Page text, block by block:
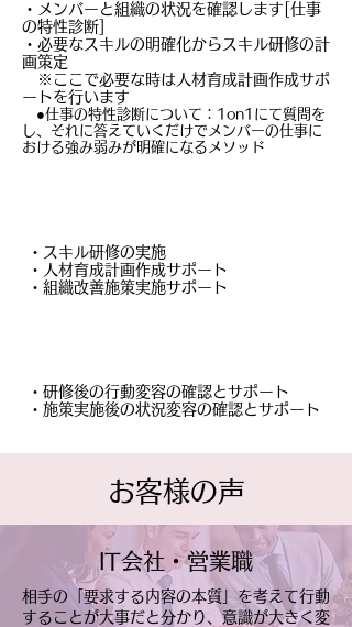
・メンバーと組織の状況を確認します[仕事
の特性診断]
・必要なスキルの明確化からスキル研修の計
画策定
※ここで必要な時は人材育成計画作成サポ
ートを行います
●仕事の特性診断について：1on1にて質問を
し、それに答えていくだけでメンバーの仕事に
おける強み弱みが明確になるメソッド
・スキル研修の実施
・人材育成計画作成サポート
・組織改善施策実施サポート
・研修後の行動変容の確認とサポート
・施策実施後の状況変容の確認とサポート
お客様の声
IT会社・営業職
相手の「要求する内容の本質」を考えて行動
することが大事だと分かり、意識が大きく変